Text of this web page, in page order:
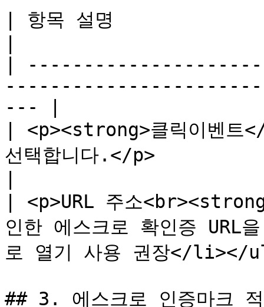
| 항목 설명
|
--- |
| <p><strong>클릭이벤트
선택합니다.</p>
| <p>URL 주소
인한 에스크로 확인증 URL
로 열기 사용 권장</
## 3. 에스크로 인증마크